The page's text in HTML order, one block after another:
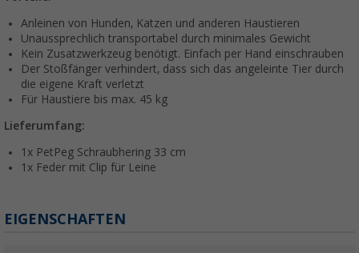
Anleinen von Hunden, Katzen und anderen Haustieren
Unaussprechlich transportabel durch minimales Gewicht
Kein Zusatzwerkzeug benötigt. Einfach per Hand einschrauben
Der Stoßfänger verhindert, dass sich das angeleinte Tier durch
die eigene Kraft verletzt
Für Haustiere bis max. 45 kg
Lieferumfang:
1x PetPeg Schraubhering 33 cm
1x Feder mit Clip für Leine
EIGENSCHAFTEN